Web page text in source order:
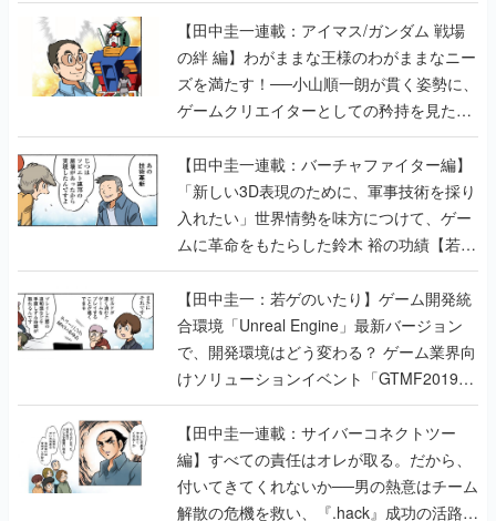
【田中圭一連載：アイマス/ガンダム 戦場
の絆 編】わがままな王様のわがままなニー
ズを満たす！──小山順一朗が貫く姿勢に、
ゲームクリエイターとしての矜持を見た
【若ゲのいたり最終回】
【田中圭一連載：バーチャファイター編】
「新しい3D表現のために、軍事技術を採り
入れたい」世界情勢を味方につけて、ゲー
ムに革命をもたらした鈴木 裕の功績【若ゲ
のいたり】
【田中圭一：若ゲのいたり】ゲーム開発統
合環境「Unreal Engine」最新バージョン
で、開発環境はどう変わる？ ゲーム業界向
けソリューションイベント「GTMF2019」
に行って、より理解を深めよう【PR】
【田中圭一連載：サイバーコネクトツー
編】すべての責任はオレが取る。だから、
付いてきてくれないか──男の熱意はチーム
解散の危機を救い、『.hack』成功の活路を